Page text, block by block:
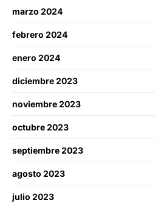
marzo 2024
febrero 2024
enero 2024
diciembre 2023
noviembre 2023
octubre 2023
septiembre 2023
agosto 2023
julio 2023